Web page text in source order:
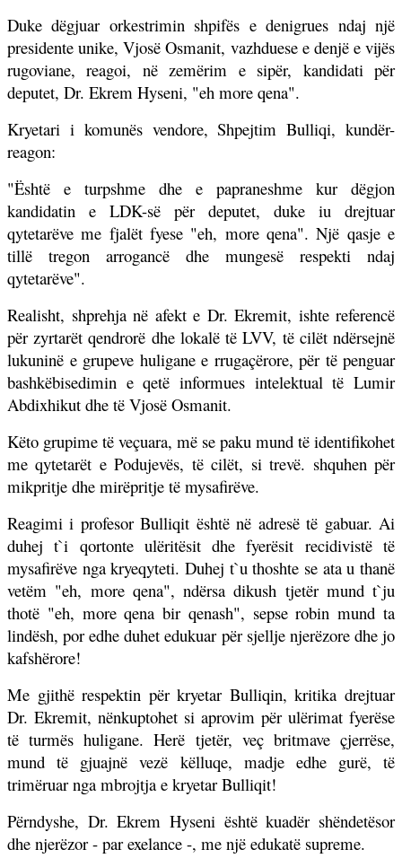
Duke dëgjuar orkestrimin shpifës e denigrues ndaj një
presidente unike, Vjosë Osmanit, vazhduese e denjë e vijës
rugoviane, reagoi, në zemërim e sipër, kandidati për
deputet, Dr. Ekrem Hyseni, "eh more qena".
Kryetari i komunës vendore, Shpejtim Bulliqi, kundër-
reagon:
"Është e turpshme dhe e papraneshme kur dëgjon
kandidatin e LDK-së për deputet, duke iu drejtuar
qytetarëve me fjalët fyese "eh, more qena". Një qasje e
tillë tregon arrogancë dhe mungesë respekti ndaj
qytetarëve".
Realisht, shprehja në afekt e Dr. Ekremit, ishte referencë
për zyrtarët qendrorë dhe lokalë të LVV, të cilët ndërsejnë
lukuninë e grupeve huligane e rrugaçërore, për të penguar
bashkëbisedimin e qetë informues intelektual të Lumir
Abdixhikut dhe të Vjosë Osmanit.
Këto grupime të veçuara, më se paku mund të identifikohet
me qytetarët e Podujevës, të cilët, si trevë. shquhen për
mikpritje dhe mirëpritje të mysafirëve.
Reagimi i profesor Bulliqit është në adresë të gabuar. Ai
duhej t`i qortonte ulëritësit dhe fyerësit recidivistë të
mysafirëve nga kryeqyteti. Duhej t`u thoshte se ata u thanë
vetëm "eh, more qena", ndërsa dikush tjetër mund t`ju
thotë "eh, more qena bir qenash", sepse robin mund ta
lindësh, por edhe duhet edukuar për sjellje njerëzore dhe jo
kafshërore!
Me gjithë respektin për kryetar Bulliqin, kritika drejtuar
Dr. Ekremit, nënkuptohet si aprovim për ulërimat fyerëse
të turmës huligane. Herë tjetër, veç britmave çjerrëse,
mund të gjuajnë vezë këlluqe, madje edhe gurë, të
trimëruar nga mbrojtja e kryetar Bulliqit!
Përndyshe, Dr. Ekrem Hyseni është kuadër shëndetësor
dhe njerëzor - par exelance -, me një edukatë supreme.